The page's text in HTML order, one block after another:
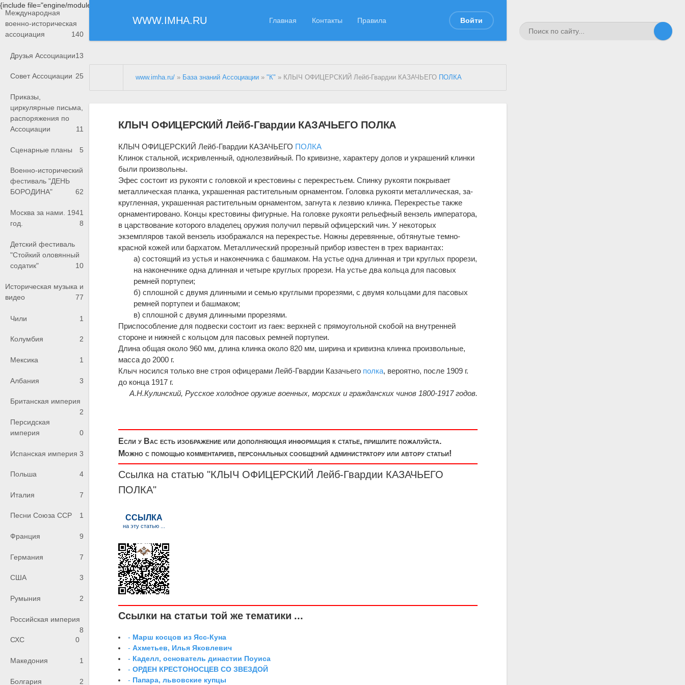
{include file="engine/modules/saperu/head.php"}
WWW.IMHA.RU Главная Контакты Правила Войти
Международная
военно-историческая
ассоциация
140
Друзья Ассоциации13
Совет Ассоциации 25
Приказы,
циркулярные письма,
распоряжения по
Ассоциации
11
Сценарные планы 5
Военно-исторический
фестиваль "ДЕНЬ
БОРОДИНА"
62
Москва за нами. 1941
год.
8
Детский фестиваль
"Стойкий оловянный
содатик"
10
Историческая музыка и
видео
77
Чили 1
Колумбия 2
Мексика 1
Албания 3
Британская империя
2
Персидская
империя
0
Испанская империя 3
Польша 4
Италия 7
Песни Союза ССР 1
Франция 9
Германия 7
США 3
Румыния 2
Российская империя
8
СХС
0
Македония 1
Болгария 2
www.imha.ru/ » База знаний Ассоциации »"К" » КЛЫЧ ОФИЦЕРСКИЙ Лейб-Гвардии КАЗАЧЬЕГО ПОЛКА
КЛЫЧ ОФИЦЕРСКИЙ Лейб-Гвардии КАЗАЧЬЕГО ПОЛКА
КЛЫЧ ОФИЦЕРСКИЙ Лейб-Гвардии КАЗАЧЬЕГО ПОЛКА
Клинок стальной, искривленный, однолезвийный. По кривизне, характеру долов и украшений клинки
были произвольны.
Эфес состоит из рукояти с головкой и крестовины с перекрестьем. Спинку рукояти покрывает
металлическая планка, украшенная растительным орнаментом. Головка рукояти металлическая, за­
кругленная, украшенная растительным орнаментом, загнута к лез­вию клинка. Перекрестье также
орнаментировано. Концы крестовины фигурные. На головке рукояти рельефный вензель им­ператора,
в царствование которого владелец оружия получил пер­вый офицерский чин. У некоторых
экземпляров такой вензель изображался на перекрестье. Ножны деревянные, обтянутые темно-
красной кожей или бархатом. Металлический прорезный прибор известен в трех вариантах:
а) состоящий из устья и наконечника с башмаком. На устье одна длинная и три круглых прорези,
на нако­нечнике одна длинная и четыре круглых прорези. На устье два кольца для пасовых
ремней портупеи;
б) сплошной с двумя длинны­ми и семью круглыми прорезями, с двумя кольцами для пасовых
ремней портупеи и башмаком;
в) сплошной с двумя длинными про­резями.
Приспособление для подвески состоит из гаек: верхней с прямоугольной скобой на внутренней
стороне и нижней с кольцом для пасовых ремней портупеи.
Длина общая около 960 мм, длина клинка около 820 мм, ширина и кривизна клинка произвольные,
масса до 2000 г.
Клыч носился только вне строя офицерами Лейб-Гвардии Казачьего полка, вероятно, после 1909 г.
до конца 1917 г.
А.Н.Кулинский, Русское холодное оружие военных, морских и гражданских чинов 1800-1917 годов.
Если у Вас есть изображение или дополняющая информация к статье, пришлите пожалуйста.
Можно с помощью комментариев, персональных сообщений администратору или автору статьи!
Ссылка на статью "КЛЫЧ ОФИЦЕРСКИЙ Лейб-Гвардии КАЗАЧЬЕГО
ПОЛКА"
Ссылки на статьи той же тематики ...
- Марш косцов из Ясс-Куна
-Ахметьев, Илья Яковлевич
- Каделл, основатель династии Поуиса
-ОРДЕН КРЕСТОНОСЦЕВ СО ЗВЕЗДОЙ
- Папара, львовские купцы